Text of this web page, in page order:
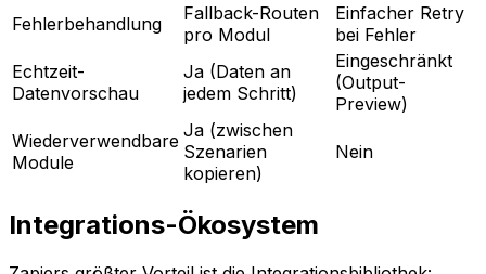
Fehlerbehandlung
Fallback-Routen
pro Modul
Einfacher Retry
bei Fehler
Echtzeit-
Datenvorschau
Ja (Daten an
jedem Schritt)
Eingeschränkt
(Output-
Preview)
Wiederverwendbare
Module
Ja (zwischen
Szenarien
kopieren)
Nein
Integrations-Ökosystem